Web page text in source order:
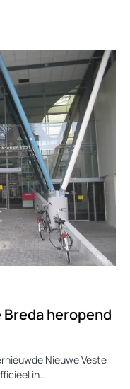
heropend
Nieuwe Veste
in…